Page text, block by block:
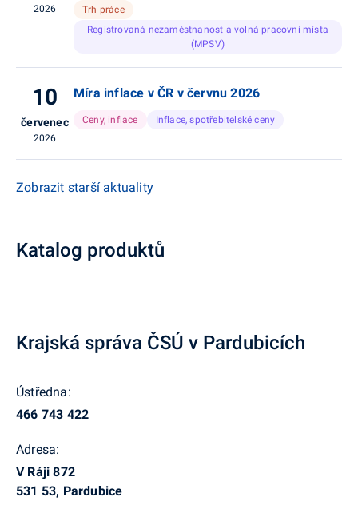
2026
Trh práce
Registrovaná nezaměstnanost a volná pracovní místa
(MPSV)
10
červenec
2026
Míra inflace v ČR v červnu 2026
Ceny, inflace Inflace, spotřebitelské ceny
Zobrazit starší aktuality
Katalog produktů
Krajská správa ČSÚ v Pardubicích
Ústředna:
466 743 422
Adresa:
V Ráji 872
531 53, Pardubice